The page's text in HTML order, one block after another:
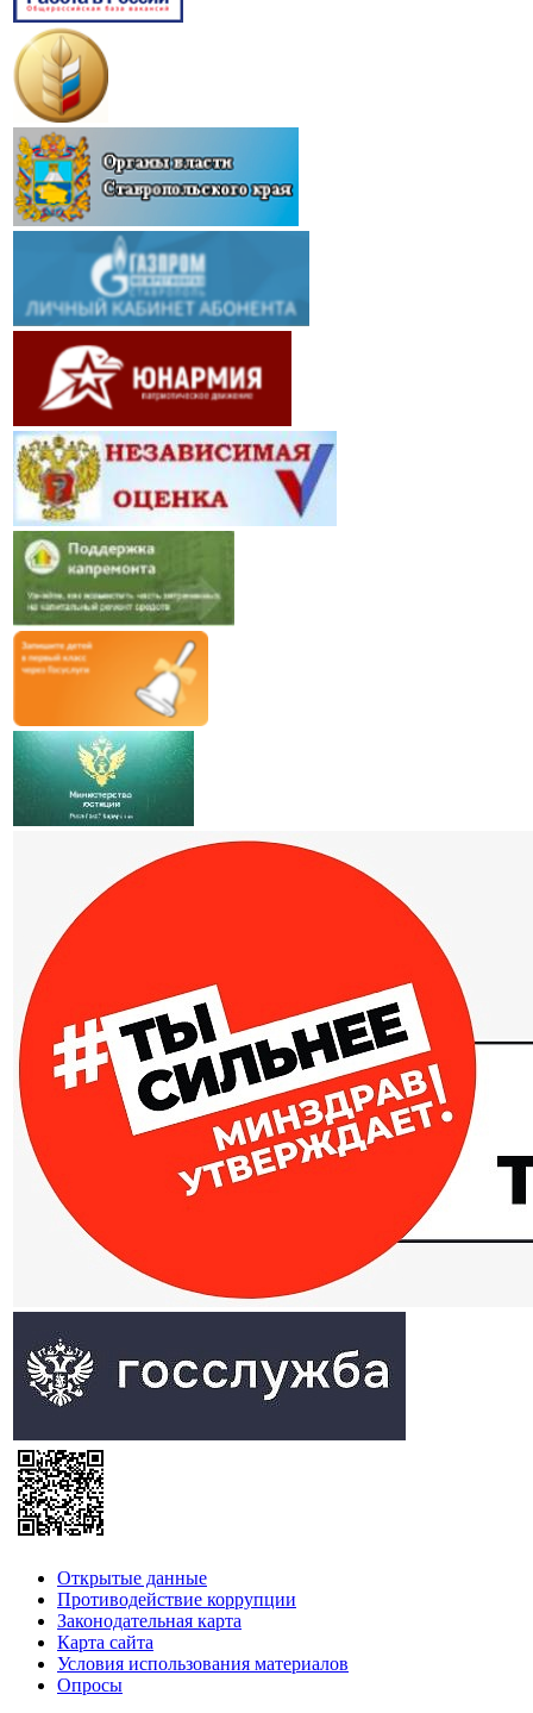
Открытые данные
Противодействие коррупции
Законодательная карта
Карта сайта
Условия использования материалов
Опросы